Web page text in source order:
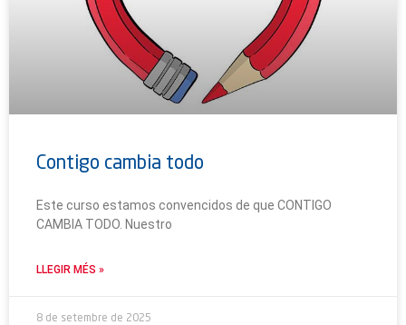
Contigo cambia todo
Este curso estamos convencidos de que CONTIGO
CAMBIA TODO. Nuestro
LLEGIR MÉS »
8 de setembre de 2025